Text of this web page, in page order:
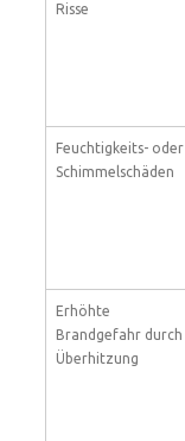
Risse
Feuchtigkeits- oder
Schimmelschäden
Erhöhte
Brandgefahr durch
Überhitzung